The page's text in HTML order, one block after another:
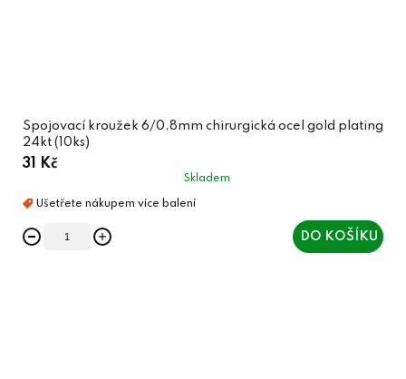
Spojovací kroužek 6/0,8mm chirurgická ocel gold plating
24kt (10ks)
31 Kč
Skladem
DO KOŠÍKU